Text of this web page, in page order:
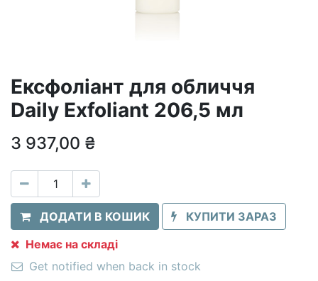
Ексфоліант для обличчя
Daily Exfoliant 206,5 мл
3 937,00 ₴
ДОДАТИ В КОШИК
КУПИТИ ЗАРАЗ
Немає на складі
Get notified when back in stock